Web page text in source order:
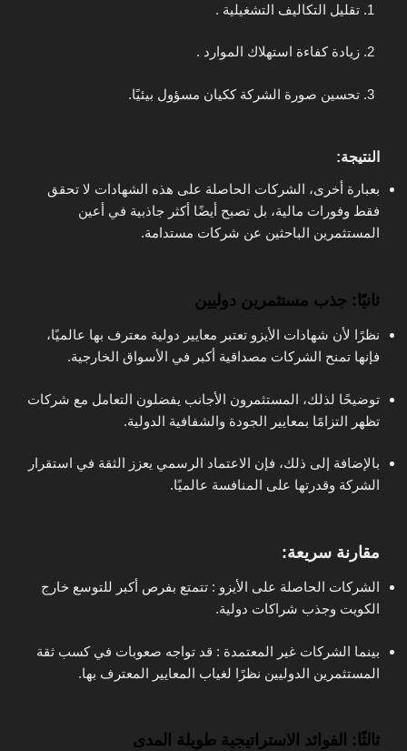
تقليل التكاليف التشغيلية .
زيادة كفاءة استهلاك الموارد .
تحسين صورة الشركة ككيان مسؤول بيئيًا.
النتيجة:
بعبارة أخرى، الشركات الحاصلة على هذه الشهادات لا تحقق
فقط وفورات مالية، بل تصبح أيضًا أكثر جاذبية في أعين
المستثمرين الباحثين عن شركات مستدامة.
ثانيًا: جذب مستثمرين دوليين
نظرًا لأن شهادات الأيزو تعتبر معايير دولية معترف بها عالميًا،
فإنها تمنح الشركات مصداقية أكبر في الأسواق الخارجية.
توضيحًا لذلك، المستثمرون الأجانب يفضلون التعامل مع شركات
تظهر التزامًا بمعايير الجودة والشفافية الدولية.
بالإضافة إلى ذلك، فإن الاعتماد الرسمي يعزز الثقة في استقرار
الشركة وقدرتها على المنافسة عالميًا.
مقارنة سريعة:
الشركات الحاصلة على الأيزو : تتمتع بفرص أكبر للتوسع خارج
الكويت وجذب شراكات دولية.
بينما الشركات غير المعتمدة : قد تواجه صعوبات في كسب ثقة
المستثمرين الدوليين نظرًا لغياب المعايير المعترف بها.
ثالثًا: الفوائد الاستراتيجية طويلة المدى